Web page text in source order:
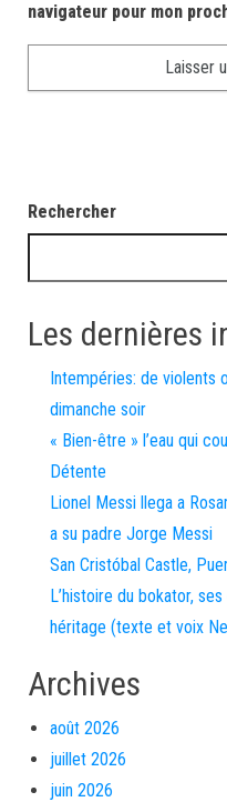
navigateur pour mon
Rechercher
Les dernières
Intempéries: de violents
dimanche soir
« Bien-être » l’eau qui
Détente
Lionel Messi llega a
a su padre Jorge Messi
San Cristóbal Castle,
L’histoire du bokator,
héritage (texte et voix
Archives
août 2026
juillet 2026
juin 2026